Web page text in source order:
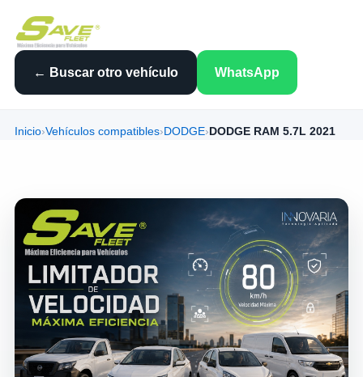
← Buscar otro vehículo WhatsApp
Inicio›Vehículos compatibles› DODGE› DODGE RAM 5.7L 2021